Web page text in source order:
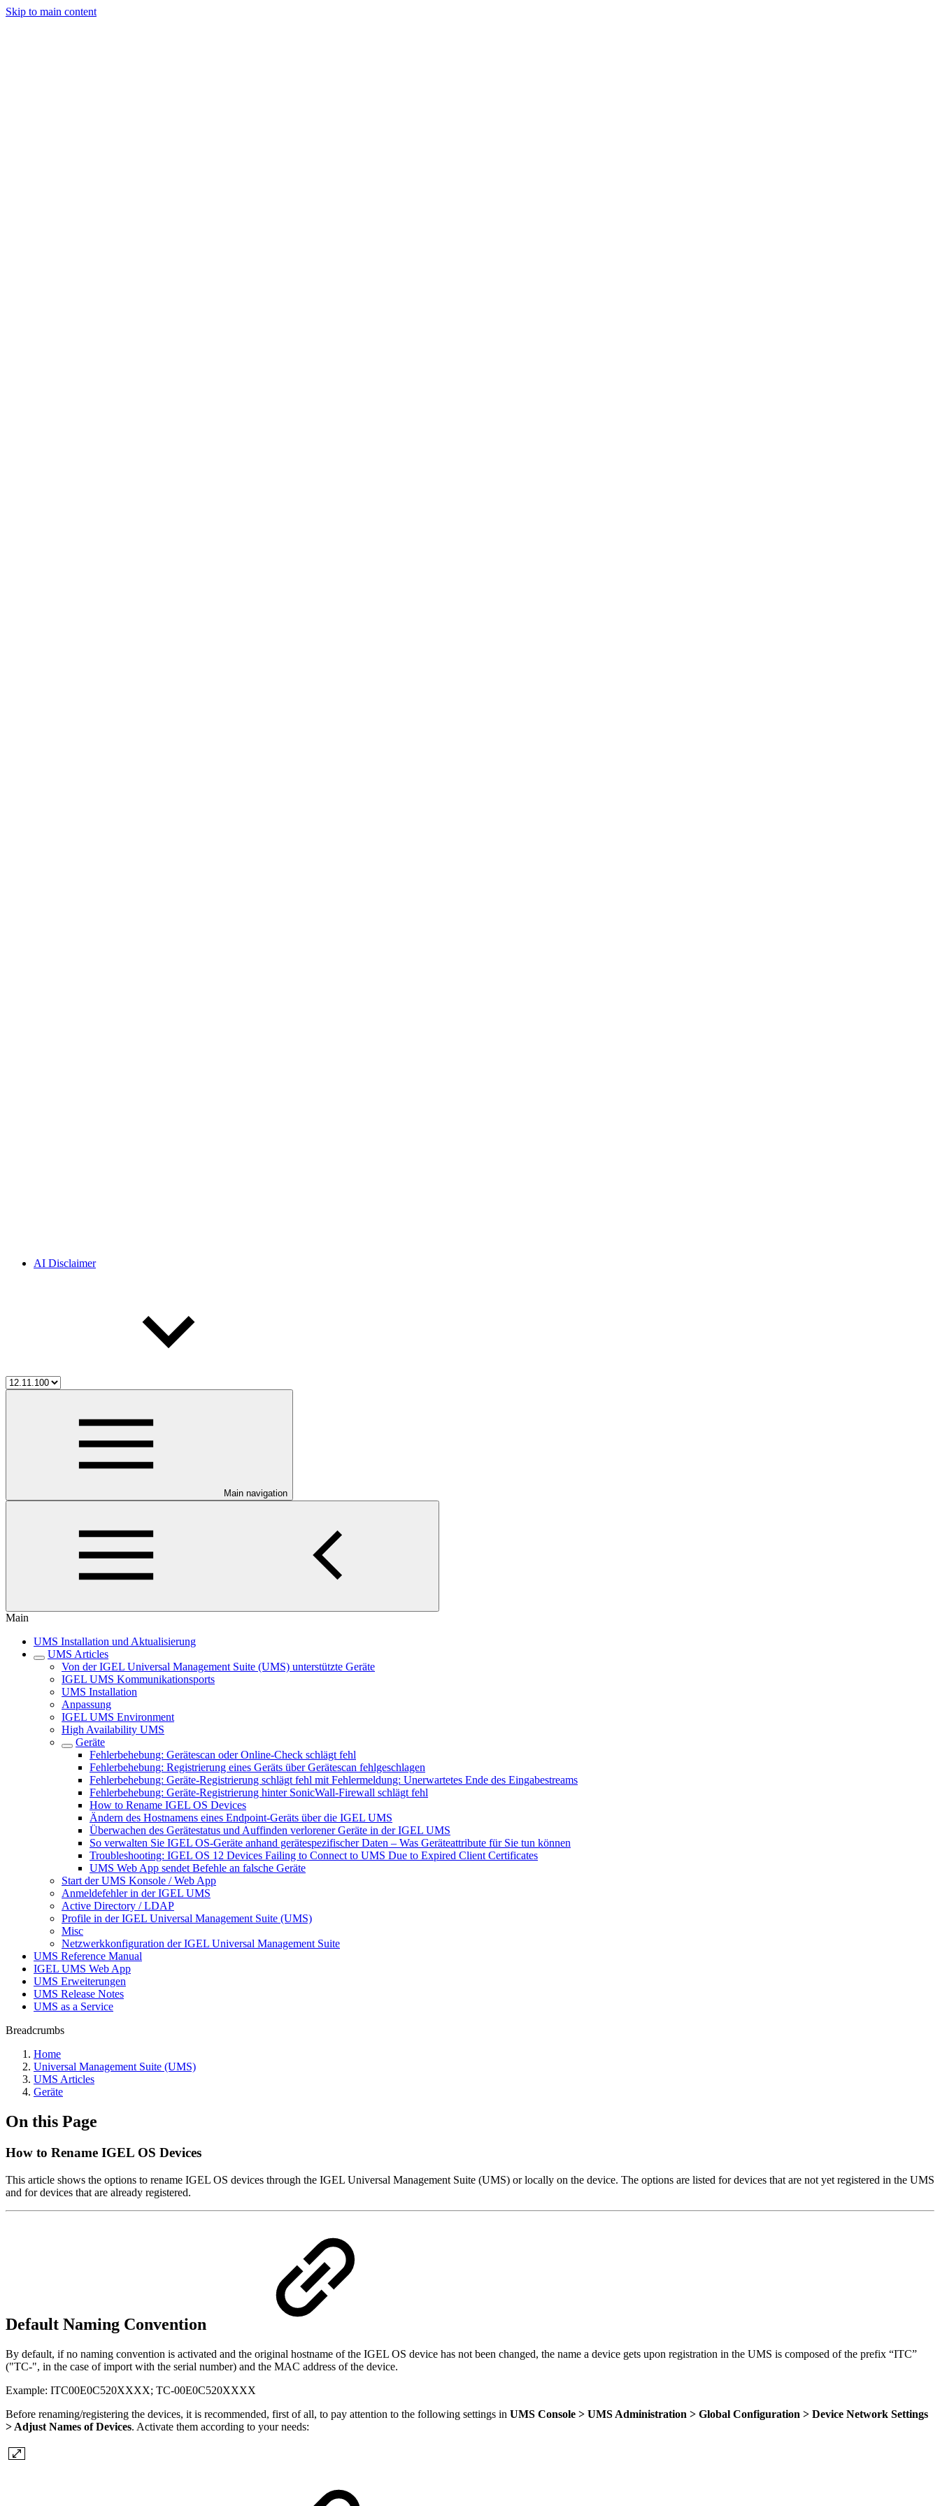
Skip to main content
AI Disclaimer
Main navigation
Main
UMS Installation und Aktualisierung
UMS Articles
Von der IGEL Universal Management Suite (UMS) unterstützte Geräte
IGEL UMS Kommunikationsports
UMS Installation
Anpassung
IGEL UMS Environment
High Availability UMS
Geräte
Fehlerbehebung: Gerätescan oder Online-Check schlägt fehl
Fehlerbehebung: Registrierung eines Geräts über Gerätescan fehlgeschlagen
Fehlerbehebung: Geräte-Registrierung schlägt fehl mit Fehlermeldung: Unerwartetes Ende des Eingabestreams
Fehlerbehebung: Geräte-Registrierung hinter SonicWall-Firewall schlägt fehl
How to Rename IGEL OS Devices
Ändern des Hostnamens eines Endpoint-Geräts über die IGEL UMS
Überwachen des Gerätestatus und Auffinden verlorener Geräte in der IGEL UMS
So verwalten Sie IGEL OS-Geräte anhand gerätespezifischer Daten – Was Geräteattribute für Sie tun können
Troubleshooting: IGEL OS 12 Devices Failing to Connect to UMS Due to Expired Client Certificates
UMS Web App sendet Befehle an falsche Geräte
Start der UMS Konsole / Web App
Anmeldefehler in der IGEL UMS
Active Directory / LDAP
Profile in der IGEL Universal Management Suite (UMS)
Misc
Netzwerkkonfiguration der IGEL Universal Management Suite
UMS Reference Manual
IGEL UMS Web App
UMS Erweiterungen
UMS Release Notes
UMS as a Service
Breadcrumbs
Home
Universal Management Suite (UMS)
UMS Articles
Geräte
On this Page
How to Rename IGEL OS Devices
This article shows the options to rename IGEL OS devices through the IGEL Universal Management Suite (UMS) or locally on the device. The options are listed for devices that are not yet registered in the UMS
and for devices that are already registered.
Default Naming Convention
By default, if no naming convention is activated and the original hostname of the IGEL OS device has not been changed, the name a device gets upon registration in the UMS is composed of the prefix “ITC”
("TC-", in the case of import with the serial number) and the MAC address of the device.
Example: ITC00E0C520XXXX; TC-00E0C520XXXX
Before renaming/registering the devices, it is recommended, first of all, to pay attention to the following settings in UMS Console > UMS Administration > Global Configuration > Device Network Settings
> Adjust Names of Devices. Activate them according to your needs: